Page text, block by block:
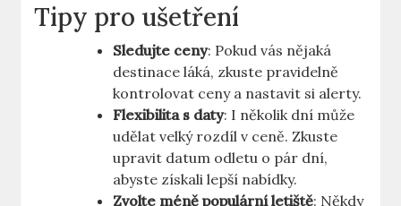
Tipy pro ušetření
Sledujte ceny: Pokud vás nějaká
destinace láká, zkuste pravidelně
kontrolovat ceny a nastavit si alerty.
Flexibilita s daty: I několik dní může
udělat velký rozdíl v ceně. Zkuste
upravit datum odletu o pár dní,
abyste získali lepší nabídky.
Zvolte méně populární letiště: Někdy